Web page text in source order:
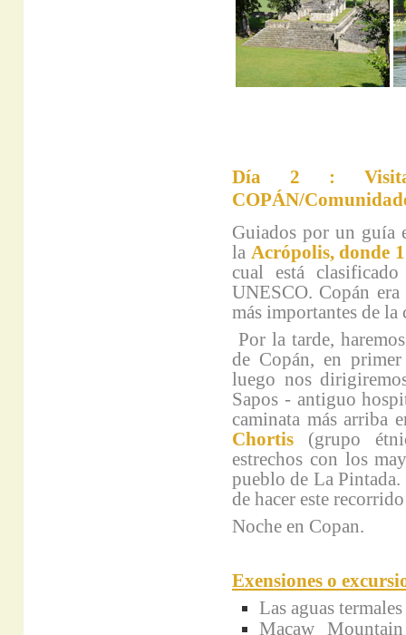
Día 2 : Visita
COPÁN/
Guiados por un guía
la Acrópolis, donde
cual está
UNESCO. Copán
más importantes de
Por la tarde,
de Copán, en
luego nos
Sapos - antiguo
caminata más arriba
Chortis (grupo
estrechos con los
pueblo de La
de hacer este
Noche en Copan.
Exensiones o
Las aguas termales
Macaw